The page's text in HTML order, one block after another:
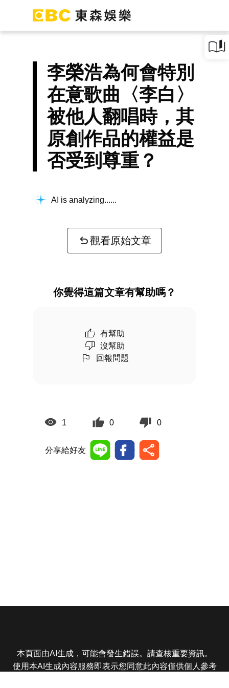
李榮浩為何會特別
在意歌曲〈李白〉
被他人翻唱時，其
原創作品的權益是
否受到尊重？
AI is analyzing...
觀看原始文章
你覺得這篇文章有幫助嗎？
有幫助
沒幫助
回報問題
1 0 0
分享給好友
本頁面由AI生成，可能會發生錯誤。請查核重要資訊。
使用本AI生成內容服務即表示您同意此內容僅供個人參考